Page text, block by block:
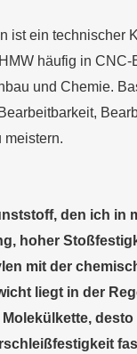
ist ein technischer
häufig in
und Chemie.
meistern.
den ich in
hoher
mit der
liegt in der